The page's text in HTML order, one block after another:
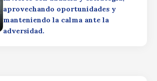
aprovechando oportunidades y
manteniendo la calma ante la
adversidad.
un techo?
Rafael Martín F.
récord de 526 millones de
en infraestructuras
apuesta por Brasil
una inversión récord de 526